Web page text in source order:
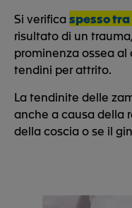
Si verifica spesso
risultato di un
prominenza ossea
tendini per attrito.
La tendinite delle
anche a causa della
della coscia o se il